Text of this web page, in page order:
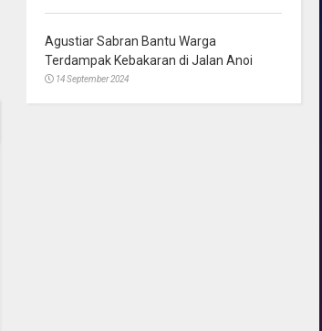
Agustiar Sabran Bantu Warga
Terdampak Kebakaran di Jalan Anoi
14 September 2024